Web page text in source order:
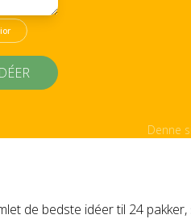
Denne
de bedste idéer til 24